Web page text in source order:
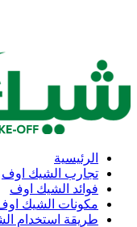
الرئيسية
تجارب الشيك اوف
فوائد الشيك اوف
مكونات الشيك
طريقة استخدام